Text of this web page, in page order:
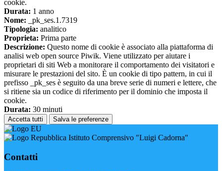
cookie.
Durata: 1 anno
Nome: _pk_ses.1.7319
Tipologia: analitico
Proprieta: Prima parte
Descrizione: Questo nome di cookie è associato alla piattaforma di
analisi web open source Piwik. Viene utilizzato per aiutare i
proprietari di siti Web a monitorare il comportamento dei visitatori e
misurare le prestazioni del sito. È un cookie di tipo pattern, in cui il
prefisso _pk_ses è seguito da una breve serie di numeri e lettere, che
si ritiene sia un codice di riferimento per il dominio che imposta il
cookie.
Durata: 30 minuti
Accetta tutti Salva le preferenze
Istituto Comprensivo "Luigi Cadorna"
Contatti